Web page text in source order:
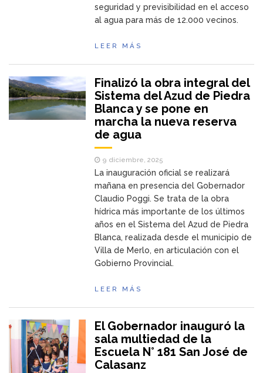
seguridad y previsibilidad en el acceso
al agua para más de 12.000 vecinos.
LEER MÁS
Finalizó la obra integral del
Sistema del Azud de Piedra
Blanca y se pone en
marcha la nueva reserva
de agua
9 diciembre, 2025
La inauguración oficial se realizará
mañana en presencia del Gobernador
Claudio Poggi. Se trata de la obra
hídrica más importante de los últimos
años en el Sistema del Azud de Piedra
Blanca, realizada desde el municipio de
Villa de Merlo, en articulación con el
Gobierno Provincial.
LEER MÁS
El Gobernador inauguró la
sala multiedad de la
Escuela N° 181 San José de
Calasanz